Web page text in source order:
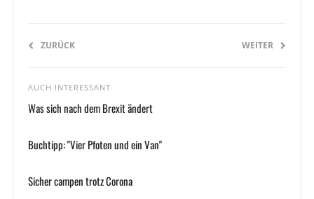
ZURÜCK WEITER
AUCH INTERESSANT
Was sich nach dem Brexit ändert
Buchtipp: "Vier Pfoten und ein Van"
Sicher campen trotz Corona